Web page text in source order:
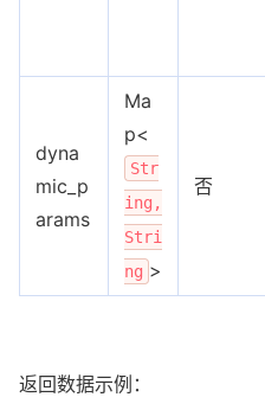
dyna
mic_p
arams
Ma
p<
Str
ing,
Stri
ng >
否
返回数据示例：